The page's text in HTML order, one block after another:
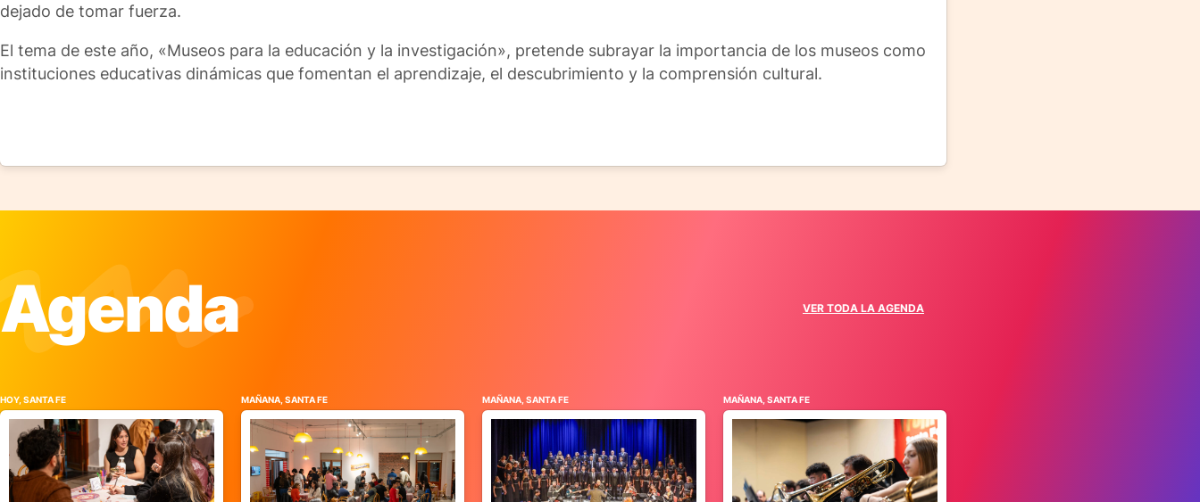
dejado de tomar fuerza.
El tema de este año, «Museos para la educación y la investigación», pretende subrayar la importancia de los museos como
instituciones educativas dinámicas que fomentan el aprendizaje, el descubrimiento y la comprensión cultural.
Agenda VER TODA LA AGENDA
HOY, SANTA FE MAÑANA, SANTA FE MAÑANA, SANTA FE MAÑANA, SANTA FE